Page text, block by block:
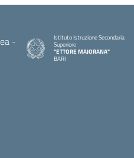
Istituto Istruzione Secondaria
Superiore
"ETTORE MAJORANA"
BARI